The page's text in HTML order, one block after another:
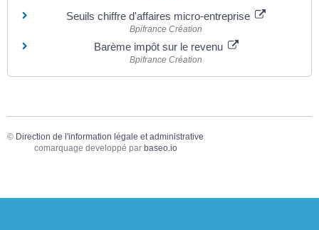
Seuils chiffre d'affaires micro-entreprise
Bpifrance Création
Barème impôt sur le revenu
Bpifrance Création
© Direction de l'information légale et administrative
comarquage developpé par baseo.io